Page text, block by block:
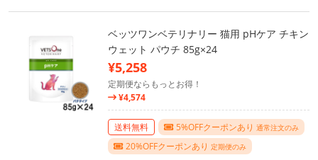
ベッツワンベテリナリー 猫用 pHケア チキン
ウェット パウチ 85g×24
¥5,258
定期便ならもっとお得！
¥4,574
送料無料 5%OFFクーポンあり 通常注文のみ
20%OFFクーポンあり 定期便のみ